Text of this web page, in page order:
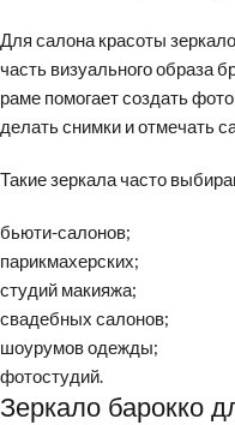
Для салона красоты
часть визуального образа
раме помогает создать
делать снимки и отмечать
Такие зеркала часто
бьюти-салонов;
парикмахерских;
студий макияжа;
свадебных салонов;
шоурумов одежды;
фотостудий.
Зеркало барокко